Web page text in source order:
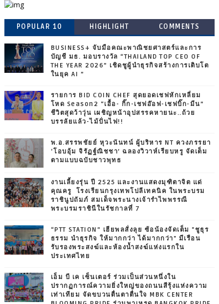
POPULAR 10 HIGHLIGHT COMMENTS
BUSINESS+ จับมือคณะพาณิชยศาสตร์และการ
บัญชี มธ. มอบรางวัล “THAILAND TOP CEO OF
THE YEAR 2026” เชิดชูผู้นำธุรกิจสร้างการเติบโต
ในยุค AI ”
รายการ BID COIN CHEF สุดยอดเชฟหักเหลี่ยม
โหด Season2 “เอื้อ- กิ๊ก-เชฟอ๊อฟ-เชฟบิ๊ก-มีน”
ชีวิตสุดว้าวุ่น เผชิญหน้าอุปสรรคหายนะ..ถ้วย
บรรลัยแล้ว-ไม้ปั่นไฟ!!
พ.อ.สรรพชัยย์ หุวะนันทน์ ผู้บริหาร NT ควงภรรยา
‘โอบอุ้ม จิรัฏฐ์ณิชชา’ ฉลองวิวาห์เรียบหรู จัดเต็ม
ตามแบบฉบับชาวพุทธ
งานเลี้ยงรุ่น ปี 2525 และงานแสดงมุฑิตาจิต แด่
คุณครู โรงเรียนกรุงเทพโปลีเทคนิค ในพระบรม
ราชินูปถัมภ์ สมเด็จพระนางเจ้ารำไพพรรณี
พระบรมราชินีในรัชกาลที่ 7
“PTT STATION” เฮียพลสั่งลุย ซ้อน้องจัดเต็ม "ชูธุร
ธรรม นำธุรกิจ ให้มากกว่า ได้มากกว่า" มีเรือน
รับรองพระสงฆ์และห้องน้ำสงฆ์แห่งแรกใน
ประเทศไทย
เอ็ม บี เค เซ็นเตอร์ ร่วมเป็นส่วนหนึ่งใน
ปรากฏการณ์ความยิ่งใหญ่ของถนนสีรุ้งแห่งความ
เท่าเทียม จัดขบวนตื่นตาตื่นใจ MBK CENTER